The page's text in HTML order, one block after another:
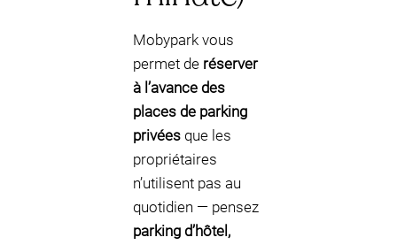
Mobypark vous
permet de réserver
à l’avance des
places de parking
privées que les
propriétaires
n’utilisent pas au
quotidien — pensez
parking d’hôtel,